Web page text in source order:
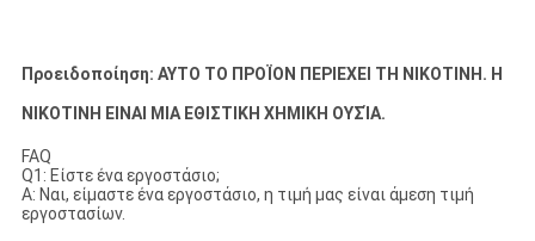
Προειδοποίηση: ΑΥΤΟ ΤΟ ΠΡΟΪΟΝ ΠΕΡΙΕΧΕΙ ΤΗ ΝΙΚΟΤΙΝΗ. Η
ΝΙΚΟΤΙΝΗ ΕΙΝΑΙ ΜΙΑ ΕΘΙΣΤΙΚΗ ΧΗΜΙΚΗ ΟΥΣΊΑ.
FAQ
Q1: Είστε ένα εργοστάσιο;
Α: Ναι, είμαστε ένα εργοστάσιο, η τιμή μας είναι άμεση τιμή
εργοστασίων.